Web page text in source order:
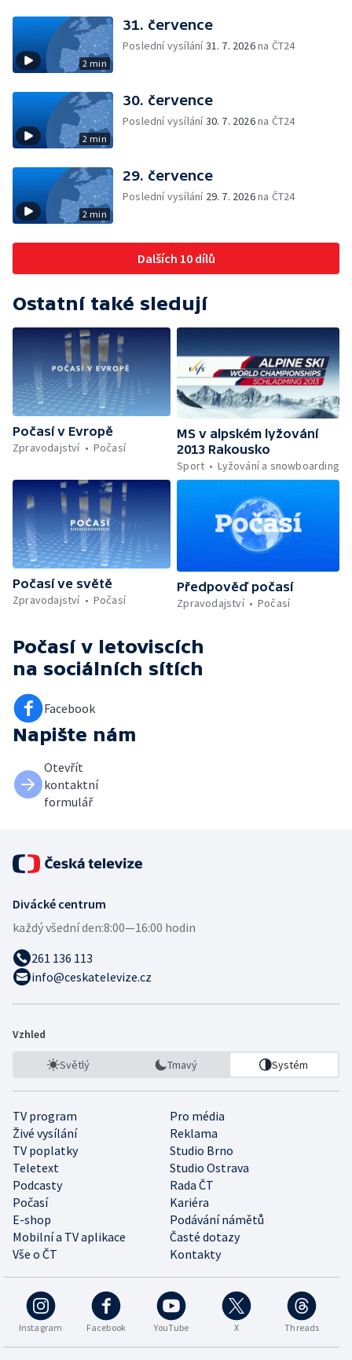
2 min
31. července
Poslední vysílání31. 7. 2026na ČT24
2 min
30. července
Poslední vysílání30. 7. 2026na ČT24
2 min
29. července
Poslední vysílání 29. 7. 2026na ČT24
Dalších 10 dílů
Ostatní také sledují
Počasí v Evropě
Zpravodajství
Počasí
MS v alpském lyžování
2013 Rakousko
Sport
Lyžování a snowboarding
Počasí ve světě
Zpravodajství
Počasí
Předpověď počasí
Zpravodajství
Počasí
Počasí v letoviscích
na sociálních sítích
Facebook
Napište nám
Otevřít
kontaktní
formulář
Divácké centrum
každý všední den:8:00—16:00 hodin
261 136 113
info@ceskatelevize.cz
Vzhled
Světlý Tmavý Systém
TV program
Pro média
Živé vysílání
Reklama
TV poplatky
Studio Brno
Teletext
Studio Ostrava
Podcasty
Rada ČT
Počasí
Kariéra
E-shop
Podávání námětů
Mobilní a TV aplikace
Časté dotazy
Vše o ČT
Kontakty
Instagram Facebook YouTube X Threads